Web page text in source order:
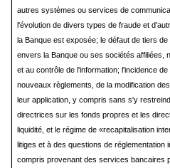
autres systèmes ou services de
l'évolution de divers types de fraude et
la Banque est exposée; le défaut de tiers
envers la Banque ou ses sociétés affiliées,
et au contrôle de l'information; l'incidence
nouveaux règlements, de la modification
leur application, y compris sans s'y
directrices sur les fonds propres et les
liquidité, et le régime de «recapitalisation
litiges et à des questions de
compris provenant des services bancaires